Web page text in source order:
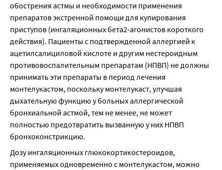
обострения астмы и необходимости применения
препаратов экстренной помощи для купирования
приступов (ингаляционных бета2-агонистов короткого
действия). Пациенты с подтвержденной аллергией к
ацетилсалициловой кислоте и другим нестероидным
противовоспалительным препаратам (НПВП) не должны
принимать эти препараты в период лечения
монтелукастом, поскольку монтелукаст, улучшая
дыхательную функцию у больных аллергической
бронхиальной астмой, тем не менее, не может
полностью предотвратить вызванную у них НПВП
бронхоконстрикцию.
Дозу ингаляционных глюкокортикостероидов,
применяемых одновременно с монтелукастом, можно